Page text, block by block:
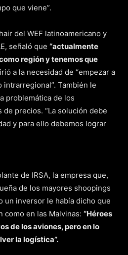
que viene”.
del WEF latinoamericano y
señaló que “actualmente
región y tenemos que
a la necesidad de “empezar a
También le
problemática de los
precios. “La solución debe
y para ello debemos lograr
de IRSA, la empresa que,
de los mayores shoopings
un inversor le había dicho que
como en las Malvinas: “Héroes
de los aviones, pero en lo
la logística”.